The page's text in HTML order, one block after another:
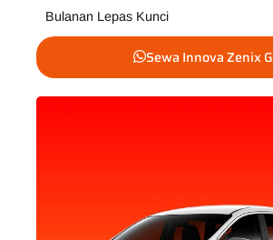
Bulanan Lepas Kunci
Sewa Innova Zenix G